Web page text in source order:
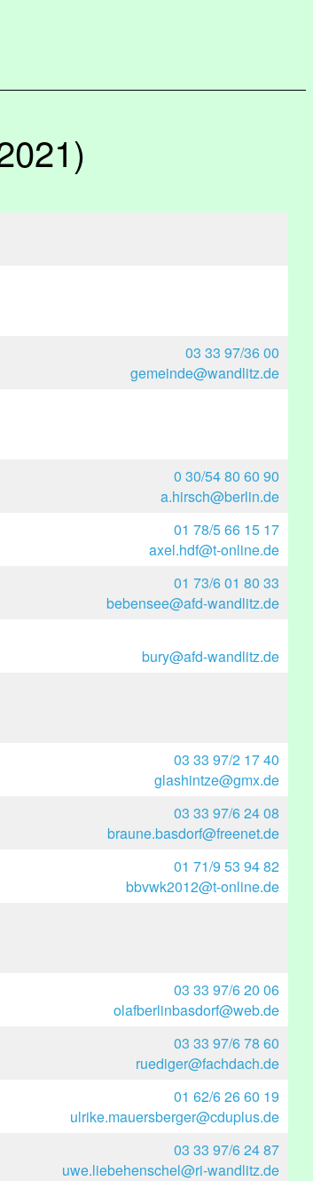
03 33 97/36 00
gemeinde@wandlitz.de
0 30/54 80 60 90
a.hirsch@berlin.de
01 78/5 66 15 17
axel.hdf@t-online.de
01 73/6 01 80 33
bebensee@afd-wandlitz.de
bury@afd-wandlitz.de
03 33 97/2 17 40
glashintze@gmx.de
03 33 97/6 24 08
braune.basdorf@freenet.de
01 71/9 53 94 82
bbvwk2012@t-online.de
03 33 97/6 20 06
olafberlinbasdorf@web.de
03 33 97/6 78 60
ruediger@fachdach.de
01 62/6 26 60 19
ulrike.mauersberger@cduplus.de
03 33 97/6 24 87
uwe.liebehenschel@ri-wandlitz.de